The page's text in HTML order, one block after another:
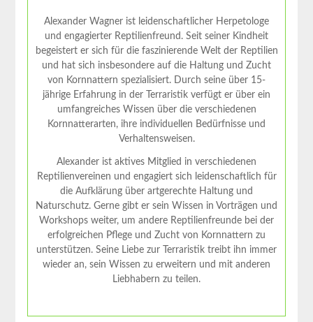
Alexander Wagner ist leidenschaftlicher Herpetologe
und engagierter Reptilienfreund. Seit seiner Kindheit
begeistert er sich für die faszinierende Welt der Reptilien
und hat sich insbesondere auf die Haltung und Zucht
von Kornnattern spezialisiert. Durch seine über 15-
jährige Erfahrung in der Terraristik verfügt er über ein
umfangreiches Wissen über die verschiedenen
Kornnatterarten, ihre individuellen Bedürfnisse und
Verhaltensweisen.
Alexander ist aktives Mitglied in verschiedenen
Reptilienvereinen und engagiert sich leidenschaftlich für
die Aufklärung über artgerechte Haltung und
Naturschutz. Gerne gibt er sein Wissen in Vorträgen und
Workshops weiter, um andere Reptilienfreunde bei der
erfolgreichen Pflege und Zucht von Kornnattern zu
unterstützen. Seine Liebe zur Terraristik treibt ihn immer
wieder an, sein Wissen zu erweitern und mit anderen
Liebhabern zu teilen.